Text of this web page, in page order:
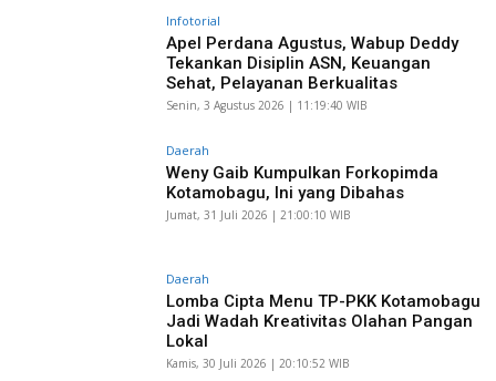
Infotorial
Apel Perdana Agustus, Wabup Deddy
Tekankan Disiplin ASN, Keuangan
Sehat, Pelayanan Berkualitas
Senin, 3 Agustus 2026 | 11:19:40 WIB
Daerah
Weny Gaib Kumpulkan Forkopimda
Kotamobagu, Ini yang Dibahas
Jumat, 31 Juli 2026 | 21:00:10 WIB
Daerah
Lomba Cipta Menu TP-PKK Kotamobagu
Jadi Wadah Kreativitas Olahan Pangan
Lokal
Kamis, 30 Juli 2026 | 20:10:52 WIB